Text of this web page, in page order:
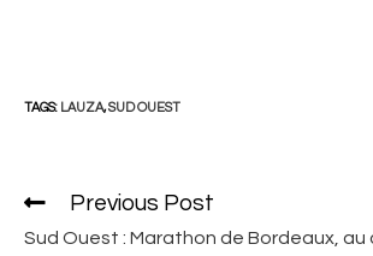
TAGS: LAUZA,SUD OUEST
Read
articles
Previous Post
Sud Ouest : Marathon de Bordeaux, au